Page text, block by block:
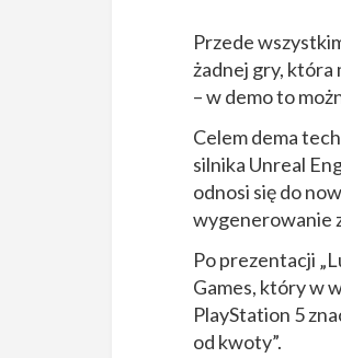
Przede
żadnej gry, która
– w demo to
Celem dema
silnika Unreal
odnosi się do
wygenerowanie
Po prezentacji
Games, który w
PlayStation 5
od kwoty”.